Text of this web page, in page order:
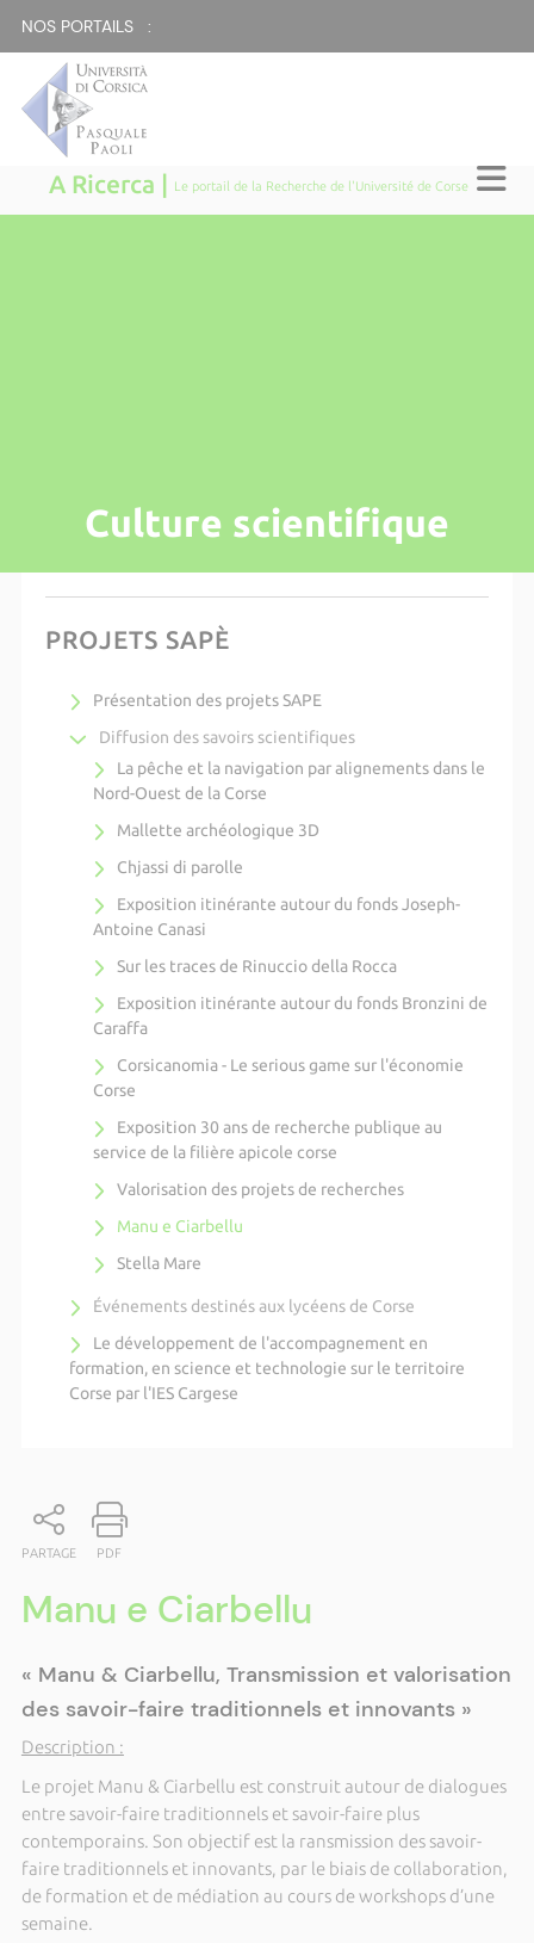
NOS PORTAILS :
A Ricerca | Le portail de la Recherche de l'Université de Corse
Culture scientifique
PROJETS SAPÈ
Présentation des projets SAPE
Diffusion des savoirs scientifiques
La pêche et la navigation par alignements dans le
Nord-Ouest de la Corse
Mallette archéologique 3D
Chjassi di parolle
Exposition itinérante autour du fonds Joseph-
Antoine Canasi
Sur les traces de Rinuccio della Rocca
Exposition itinérante autour du fonds Bronzini de
Caraffa
Corsicanomia - Le serious game sur l'économie
Corse
Exposition 30 ans de recherche publique au
service de la filière apicole corse
Valorisation des projets de recherches
Manu e Ciarbellu
Stella Mare
Événements destinés aux lycéens de Corse
Le développement de l'accompagnement en
formation, en science et technologie sur le territoire
Corse par l'IES Cargese
PARTAGE PDF
Manu e Ciarbellu
« Manu & Ciarbellu, Transmission et valorisation
des savoir-faire traditionnels et innovants »
Description :
Le projet Manu & Ciarbellu est construit autour de dialogues
entre savoir-faire traditionnels et savoir-faire plus
contemporains. Son objectif est la ransmission des savoir-
faire traditionnels et innovants, par le biais de collaboration,
de formation et de médiation au cours de workshops d’une
semaine.